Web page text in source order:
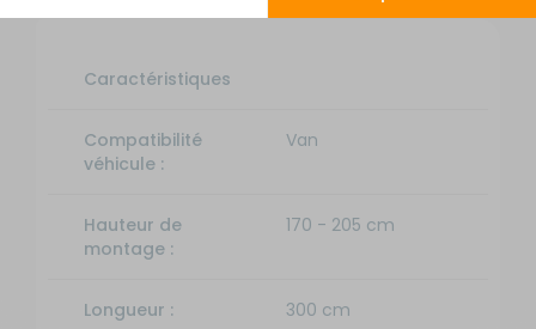
Caractéristiques
Compatibilité
véhicule :
Van
Hauteur de
montage :
170 - 205 cm
Longueur : 300 cm